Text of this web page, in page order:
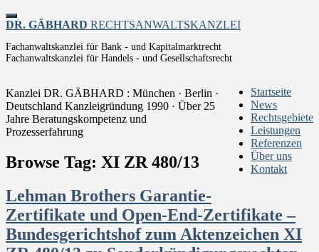
Toggle
navigation
DR. GÄBHARD RECHTSANWALTSKANZLEI
Fachanwaltskanzlei für Bank - und Kapitalmarktrecht
Fachanwaltskanzlei für Handels - und Gesellschaftsrecht
Startseite
News
Rechtsgebiete
Leistungen
Referenzen
Über uns
Kontakt
Kanzlei DR. GÄBHARD : München · Berlin ·
Deutschland Kanzleigründung 1990 · Über 25
Jahre Beratungskompetenz und
Prozesserfahrung
Browse Tag: XI ZR 480/13
Lehman Brothers Garantie-
Zertifikate und Open-End-Zertifikate –
Bundesgerichtshof zum Aktenzeichen XI